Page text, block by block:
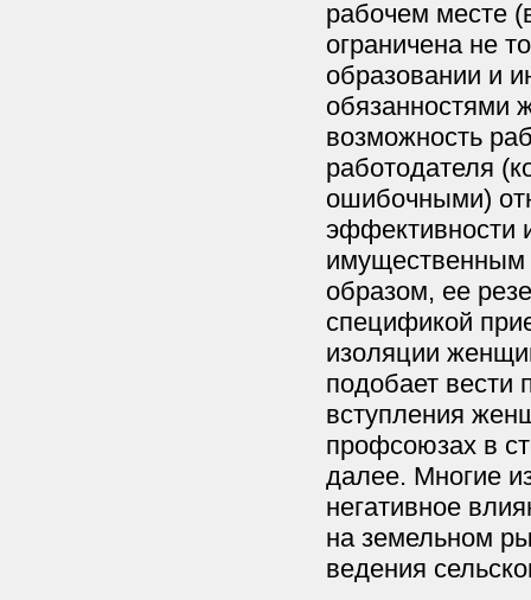
рабочем месте
ограничена не
образовании и
обязанностями
возможность
работодателя
ошибочными)
эффективности
имущественным
образом, ее
спецификой
изоляции
подобает вести
вступления
профсоюзах в
далее. Многие
негативное
на земельном
ведения